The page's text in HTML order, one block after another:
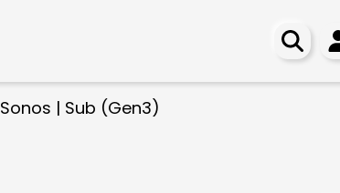
Sonos | Sub (Gen3)